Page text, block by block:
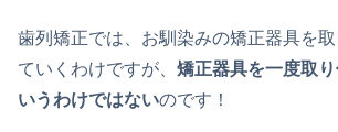
歯列矯正では、お馴染みの矯正器具を
ていくわけですが、 矯正器具を一度取
いうわけではないのです！